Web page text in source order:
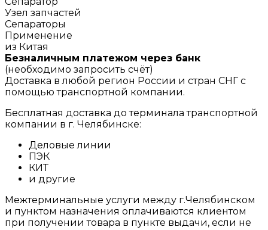
Узел запчастей
Сепараторы
Применение
из Китая
Безналичным платежом через банк
(необходимо запросить счёт)
Доставка в любой регион России и стран СНГ с
помощью транспортной компании.
Бесплатная доставка до терминала транспортной
компании в г. Челябинске:
Деловые линии
ПЭК
КИТ
и другие
Межтерминальные услуги между г.Челябинском
и пунктом назначения оплачиваются клиентом
при получении товара в пункте выдачи, если не